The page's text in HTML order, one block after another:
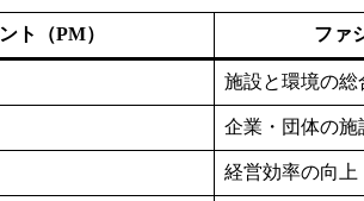
ト（PM） ファ
施設と環境の総
企業・団体の施
経営効率の向上